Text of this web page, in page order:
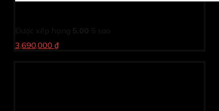
Được xếp hạng 5.00 5 sao
3,690,000 ₫